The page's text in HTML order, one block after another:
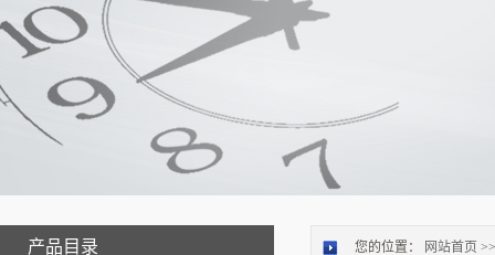
产品目录 您的位置： 网站首页